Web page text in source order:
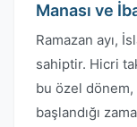
Manası ve
Ramazan ayı,
sahiptir. Hicri
bu özel dönem,
başlandığı